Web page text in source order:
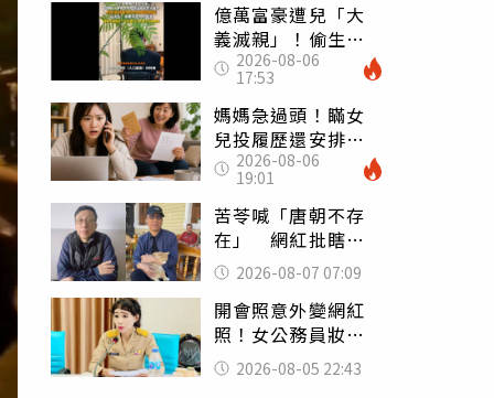
億萬富豪遭兒「大
義滅親」！偷生子
怕曝光 竟盜鄰居
身份辦假證落戶
2026-08-06
17:53
媽媽急過頭！瞞女
兒投履歷還安排面
試 她接來電當場
傻眼
2026-08-06
19:01
苦苓喊「唐朝不存
在」 網紅批瞎編
歷史：李白、杜甫
用鮮卑文寫詩？
2026-08-07 07:09
開會照意外變網紅
照！女公務員妝容
掀2千則留言 本人
怒嗆：化妝有錯嗎
2026-08-05 22:43